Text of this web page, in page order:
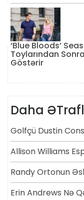
‘Blue Bloods’
Toylarından Sonra
Göstərir
Daha
Golfçü Dustin
Allison Williams
Randy Ortonun
Erin Andrews Nə